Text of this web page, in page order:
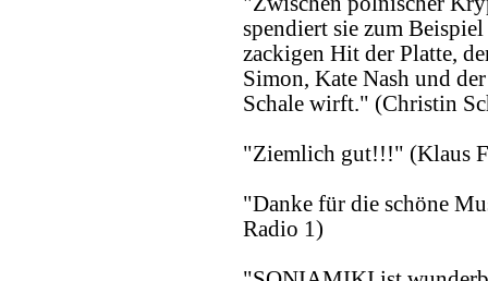
spendiert sie zum
zackigen Hit der Platte,
Simon, Kate Nash und
Schale wirft." (Christin
"Ziemlich gut!!!" (Klaus
"Danke für die schöne
Radio 1)